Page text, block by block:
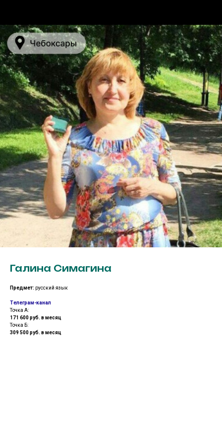
Галина Симагина
Предмет: русский язык
Телеграм-канал
Точка А:
171 600 руб. в месяц
Точка Б:
309 500 руб. в месяц